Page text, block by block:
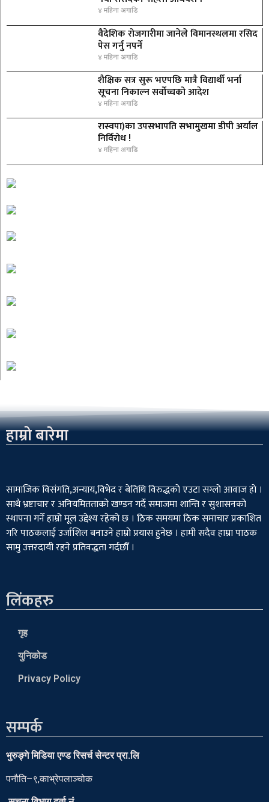
४ महिना अगाडि
वैदेशिक रोजगारीमा जानेले विमानस्थलमा रसिद
पेस गर्नु नपर्ने
४ महिना अगाडि
शैक्षिक सत्र सुरू भएपछि मात्रै विद्यार्थी भर्ना
सूचना निकाल्न सर्वोच्चको आदेश
४ महिना अगाडि
रास्वपा)का उपसभापति सभामुखमा डीपी अर्याल
निर्विरोध !
४ महिना अगाडि
हाम्रो बारेमा
सामाजिक विसंगति,अन्याय,विभेद­ र बेतिथि विरुद्धको एउटा सग्लो आवाज हो ।
साथै भ्रष्टाचार र अनियमितताको खण्डन गर्दै समाजमा शान्ति र सुशासनको
स्थापना गर्ने हाम्रो मूल उद्देश्य रहेको छ । ठिक समयमा ठिक समाचार प्रकाशित
गरि पाठकलाई उर्जाशिल बनाउने हाम्रो प्रयास हुनेछ । हामी सदैव हाम्रा पाठक
सामु उत्तरदायी रहने प्रतिवद्धता गर्दछौँ ।
लिंकहरु
गृह
युनिकोड
Privacy Policy
सम्पर्क
भुरुङ्गे मिडिया एण्ड रिसर्च सेन्टर प्रा.लि
पनौति–९,काभ्रेपलाञ्चोक